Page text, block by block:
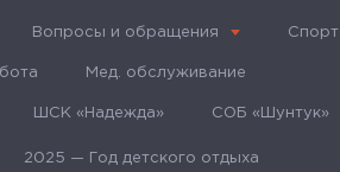
Вопросы и обращения Спорт
Мед. обслуживание
ШСК «Надежда» СОБ «Шунтук»
2025 — Год детского отдыха